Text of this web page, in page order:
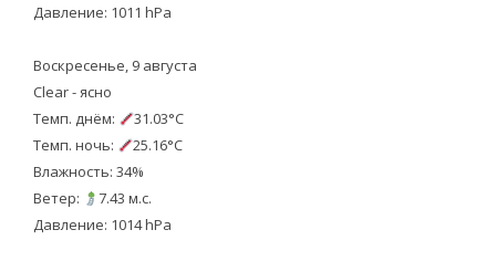
Давление: 1011 hPa
Воскресенье, 9 августа
Clear - ясно
Темп. днём:
31.03°C
Темп. ночь:
25.16°C
Влажность: 34%
Ветер:
7.43 м.с.
Давление: 1014 hPa